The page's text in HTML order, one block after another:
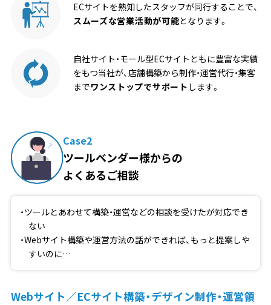
ECサイトを熟知したスタッフが同行することで、
スムーズな営業活動が可能となります。
自社サイト・モール型ECサイトともに豊富な実績
をもつ当社が、店舗構築から制作・運営代行・集客
までワンストップでサポート します。
Case2
ツールベンダー様からの
よくあるご相談
ツールとあわせて構築・運営などの相談を受けたが対応でき
ない
Webサイト構築や運営方法の話ができれば、もっと提案しや
すいのに…
Webサイト／ECサイト構築・デザイン制作・運営領